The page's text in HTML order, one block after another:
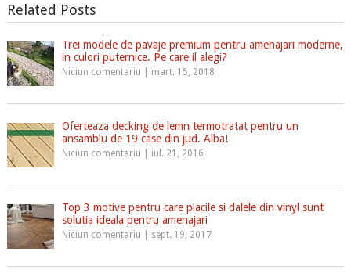
Related Posts
Trei modele de pavaje premium pentru amenajari moderne,
in culori puternice. Pe care il alegi?
Niciun comentariu mart. 15, 2018
Oferteaza decking de lemn termotratat pentru un
ansamblu de 19 case din jud. Alba!
Niciun comentariu iul. 21, 2016
Top 3 motive pentru care placile si dalele din vinyl sunt
solutia ideala pentru amenajari
Niciun comentariu sept. 19, 2017